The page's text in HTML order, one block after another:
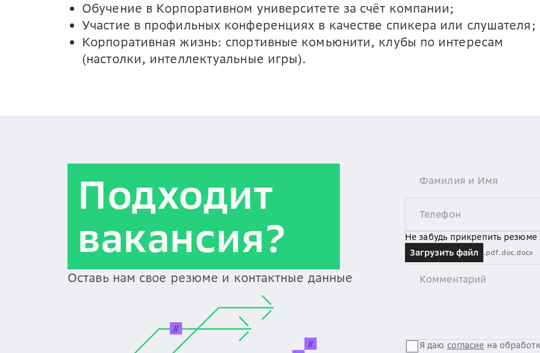
Обучение в Корпоративном университете за счёт компании;
Участие в профильных конференциях в качестве спикера или слушателя;
Корпоративная жизнь: спортивные комьюнити, клубы по интересам
(настолки, интеллектуальные игры).
Подходит
вакансия?
Оставь нам свое резюме и контактные данные
Не забудь прикрепить
Загрузить файл
.pdf.doc.docx
Я даю согласие на